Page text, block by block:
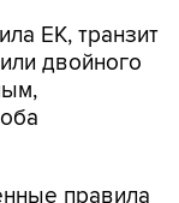
ЕК, транзит
двойного
правила